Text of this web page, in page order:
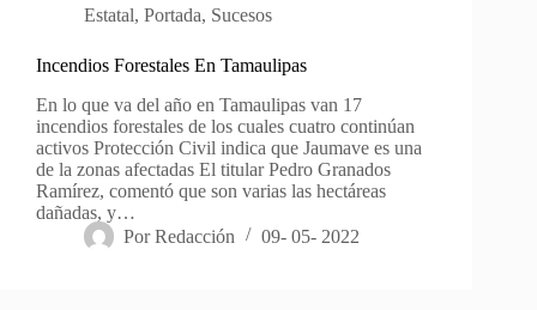
Estatal, Portada, Sucesos
Incendios Forestales En Tamaulipas
En lo que va del año en Tamaulipas van 17
incendios forestales de los cuales cuatro continúan
activos Protección Civil indica que Jaumave es una
de la zonas afectadas El titular Pedro Granados
Ramírez, comentó que son varias las hectáreas
dañadas, y…
Por Redacción 09- 05- 2022